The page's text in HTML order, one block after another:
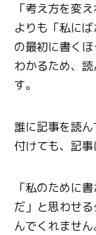
「考え方を変
よりも「私に
の最初に書く
わかるため、
す。
誰に記事を読
付けても、記事
「私のために
だ」と思わせ
んでくれません